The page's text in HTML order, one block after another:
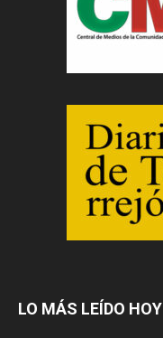
LO MÁS LEÍDO HOY